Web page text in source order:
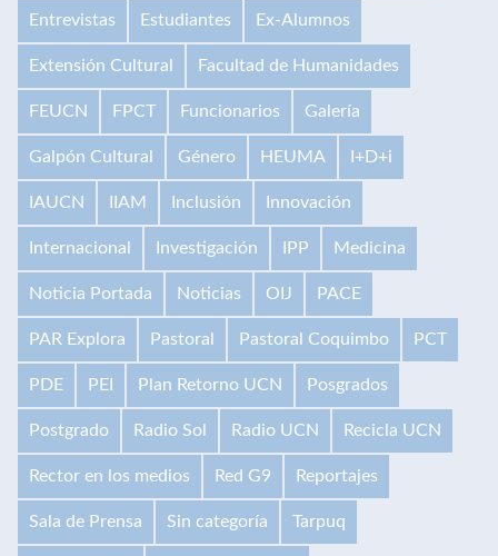
Entrevistas Estudiantes Ex-Alumnos
Extensión Cultural Facultad de Humanidades
FEUCN FPCT Funcionarios Galería
Galpón Cultural Género HEUMA I+D+i
IAUCN IIAM Inclusión Innovación
Internacional Investigación IPP Medicina
Noticia Portada Noticias OIJ PACE
PAR Explora Pastoral Pastoral Coquimbo PCT
PDE PEI Plan Retorno UCN Posgrados
Postgrado Radio Sol Radio UCN Recicla UCN
Rector en los medios Red G9 Reportajes
Sala de Prensa Sin categoría Tarpuq